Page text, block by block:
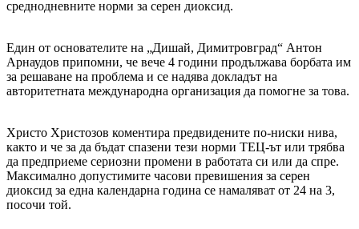
среднодневните норми за серен диоксид.
Един от основателите на „Дишай, Димитровград“ Антон
Арнаудов припомни, че вече 4 години продължава борбата им
за решаване на проблема и се надява докладът на
авторитетната международна организация да помогне за това.
Христо Христозов коментира предвидените по-ниски нива,
както и че за да бъдат спазени тези норми ТЕЦ-ът или трябва
да предприеме сериозни промени в работата си или да спре.
Максимално допустимите часови превишения за серен
диоксид за една календарна година се намаляват от 24 на 3,
посочи той.